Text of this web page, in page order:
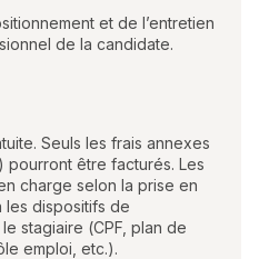
et de l’entretien
de la candidate.
Seuls les frais annexes
pourront être facturés. Les
charge selon la prise en
les dispositifs de
stagiaire (CPF, plan de
emploi, etc.).